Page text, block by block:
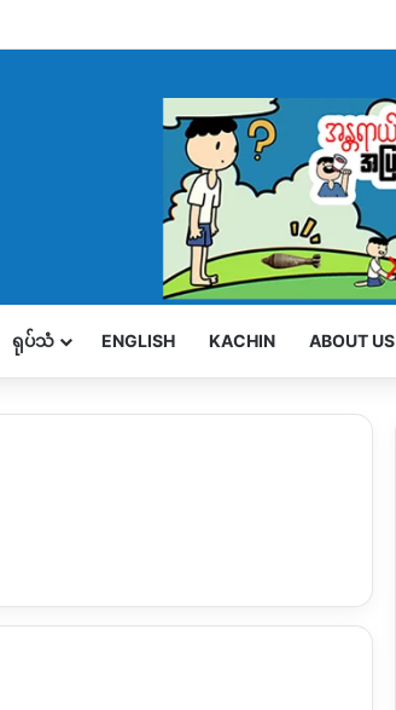
ရုပ်သံ ENGLISH KACHIN ABOUT US